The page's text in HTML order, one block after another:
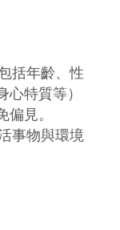
括年齡、性
特質等）
見。
事物與環境